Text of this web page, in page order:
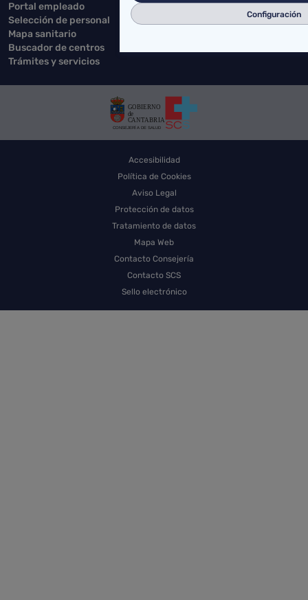
Portal empleado
Selección de personal
Mapa sanitario
Buscador de centros
Trámites y servicios
Accesibilidad
Política de Cookies
Aviso Legal
Protección de datos
Tratamiento de datos
Mapa Web
Contacto Consejería
Contacto SCS
Sello electrónico
Configuración